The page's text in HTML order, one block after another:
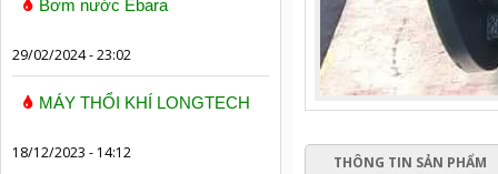
Bơm nước Ebara
29/02/2024 - 23:02
MÁY THỔI KHÍ LONGTECH
18/12/2023 - 14:12
THÔNG TIN SẢN PHẨM